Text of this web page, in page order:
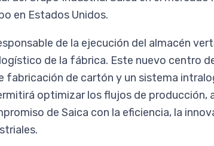
en Estados Unidos.
de la ejecución del almacén
de la fábrica. Este nuevo centro
fabricación de cartón y un sistema
optimizar los flujos de producción,
de Saica con la eficiencia, la